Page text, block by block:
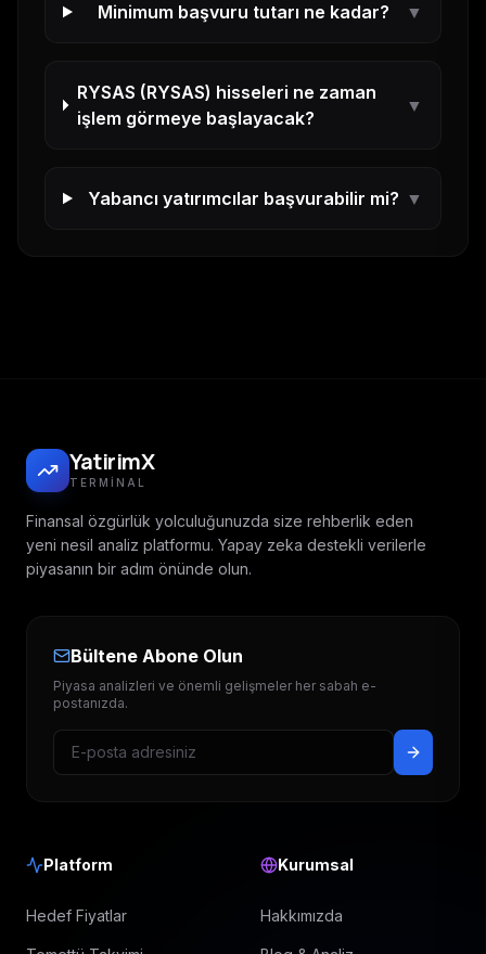
Minimum başvuru tutarı ne kadar? ▼
RYSAS (RYSAS) hisseleri ne zaman
işlem görmeye başlayacak?
▼
Yabancı yatırımcılar başvurabilir mi? ▼
YatirimX
TERMINAL
Finansal özgürlük yolculuğunuzda size rehberlik eden
yeni nesil analiz platformu. Yapay zeka destekli verilerle
piyasanın bir adım önünde olun.
Bültene Abone Olun
Piyasa analizleri ve önemli gelişmeler her sabah e-
postanızda.
Platform
Hedef Fiyatlar
Kurumsal
Hakkımızda